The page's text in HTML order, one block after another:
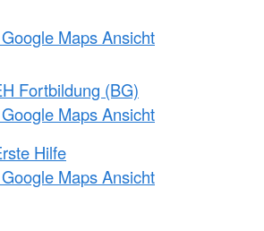
Maps Ansicht
Fortbildung (BG)
Maps Ansicht
Hilfe
Maps Ansicht